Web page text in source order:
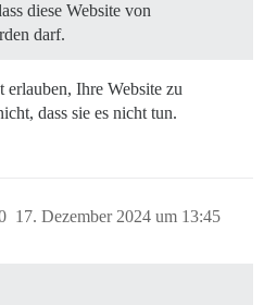
diese Website von
darf.
erlauben, Ihre Website zu
dass sie es nicht tun.
17. Dezember 2024 um 13:45